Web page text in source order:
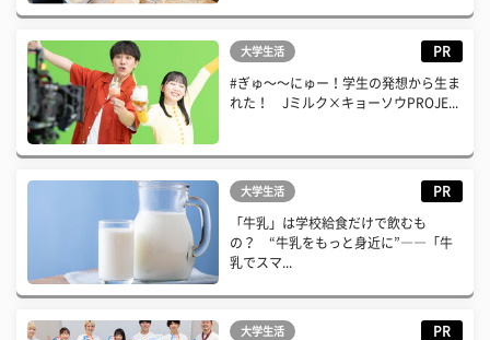
大学生活 PR
#ぎゅ〜〜にゅー！学生の発想から生ま
れた！ Jミルク×キョーソウPROJE...
大学生活 PR
「牛乳」は学校給食だけで飲むも
の？ “牛乳をもっと身近に”――「牛
乳でスマ...
大学生活 PR